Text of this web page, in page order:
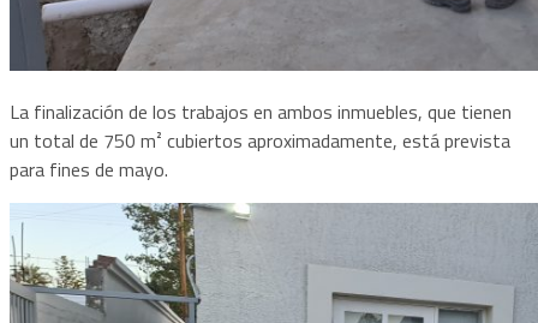
La finalización de los trabajos en ambos inmuebles, que tienen
un total de 750 m² cubiertos aproximadamente, está prevista
para fines de mayo.